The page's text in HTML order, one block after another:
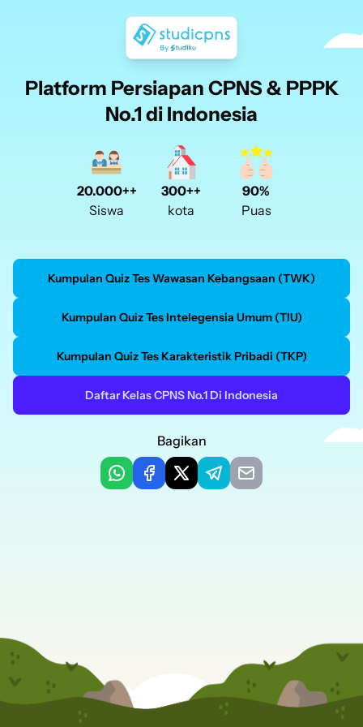
Platform Persiapan CPNS & PPPK
No.1 di Indonesia
20.000++
Siswa
300++
kota
90%
Puas
Kumpulan Quiz Tes Wawasan Kebangsaan (TWK)
Kumpulan Quiz Tes Intelegensia Umum (TIU)
Kumpulan Quiz Tes Karakteristik Pribadi (TKP)
Daftar Kelas CPNS No.1 Di Indonesia
Bagikan